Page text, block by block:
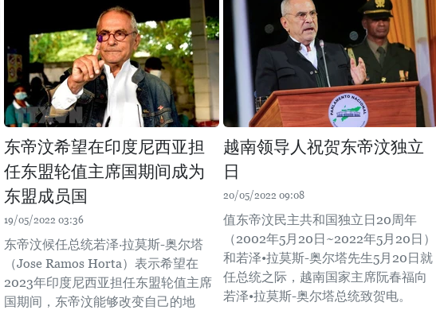
东帝汶希望在印度尼西亚担
任东盟轮值主席国期间成为
东盟成员国
19/05/2022 03:36
东帝汶候任总统若泽·拉莫斯-奥尔塔
（Jose Ramos Horta）表示希望在
2023年印度尼西亚担任东盟轮值主席
国期间，东帝汶能够改变自己的地
越南领导人祝贺东帝汶独立
日
20/05/2022 09:08
值东帝汶民主共和国独立日20周年
（2002年5月20日~2022年5月20日）
和若泽•拉莫斯-奥尔塔先生5月20日就
任总统之际，越南国家主席阮春福向
若泽•拉莫斯-奥尔塔总统致贺电。